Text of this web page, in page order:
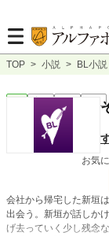
TOP > 小説 > BL小説
完結 長編
お気
会社から帰宅した新垣
出会う。新垣が話しか
げ去っていく少し残念